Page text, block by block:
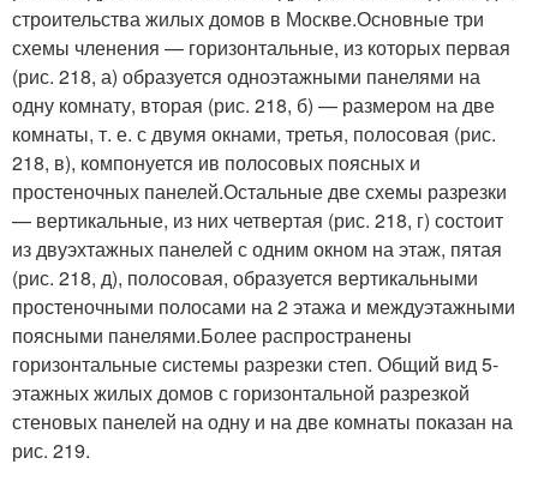
строительства жилых домов в Москве.Основные три
схемы членения — горизонтальные, из которых первая
(рис. 218, а) образуется одноэтажными панелями на
одну комнату, вторая (рис. 218, б) — размером на две
комнаты, т. е. с двумя окнами, третья, полосовая (рис.
218, в), компонуется ив полосовых поясных и
простеночных панелей.Остальные две схемы разрезки
— вертикальные, из них четвертая (рис. 218, г) состоит
из двуэхтажных панелей с одним окном на этаж, пятая
(рис. 218, д), полосовая, образуется вертикальными
простеночными полосами на 2 этажа и междуэтажными
поясными панелями.Более распространены
горизонтальные системы разрезки степ. Общий вид 5-
этажных жилых домов с горизонтальной разрезкой
стеновых панелей на одну и на две комнаты показан на
рис. 219.